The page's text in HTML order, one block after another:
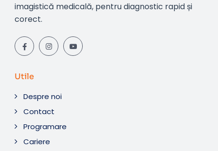
imagistică medicală, pentru diagnostic rapid și
corect.
Utile
Despre noi
Contact
Programare
Cariere